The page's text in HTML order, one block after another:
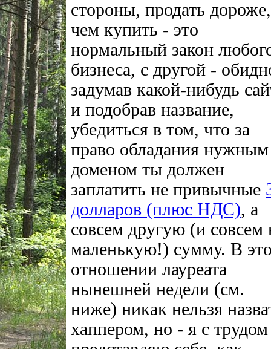
стороны, продать дороже,
чем купить - это
нормальный закон
бизнеса, с другой -
задумав какой-нибудь
и подобрав название,
убедиться в том, что за
право обладания нужным
доменом ты должен
заплатить не привычные
долларов (плюс НДС), а
совсем другую (и совсем
маленькую!) сумму. В
отношении лауреата
нынешней недели (см.
ниже) никак нельзя
хаппером, но - я с трудом